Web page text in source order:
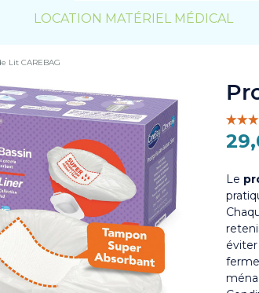
LOCATION MATÉRIEL MÉDICAL
Le produit a bien été ajouté!
Lit CAREBAG
Le